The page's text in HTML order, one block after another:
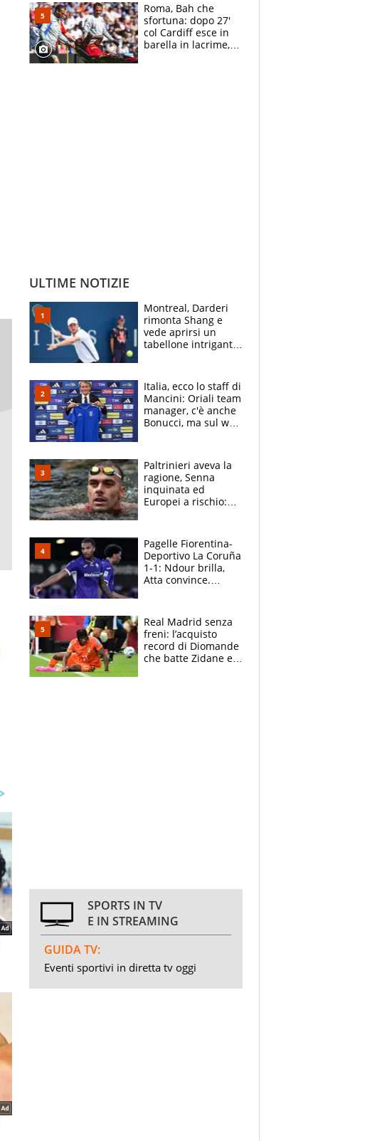
Roma, Bah che
sfortuna: dopo 27'
col Cardiff esce in
barella in lacrime,
ULTIME NOTIZIE
Montreal, Darderi
rimonta Shang e
vede aprirsi un
tabellone intrigante:
felice del mio livello"
Italia, ecco lo staff di
Mancini: Oriali team
manager, c'è anche
Bonucci, ma sul web
Paltrinieri aveva la
ragione, Senna
inquinata ed
Europei a rischio:
adesso
Pagelle Fiorentina-
Deportivo La Coruña
1-1: Ndour brilla,
Atta convince.
Real Madrid senza
freni: l’acquisto
record di Diomande
che batte Zidane e
SPORTS IN TV
E IN STREAMING
GUIDA TV:
Eventi sportivi in diretta tv oggi